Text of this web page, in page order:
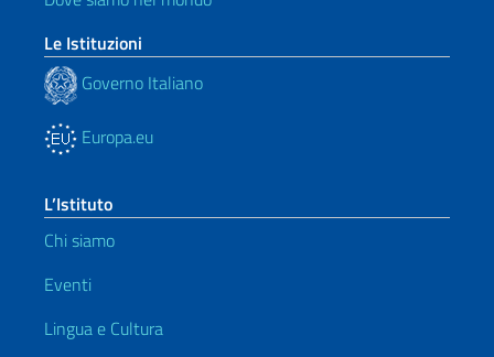
Le Istituzioni
Governo Italiano
Europa.eu
L’Istituto
Chi siamo
Eventi
Lingua e Cultura